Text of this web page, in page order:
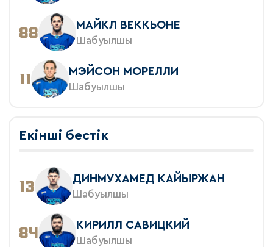
88 МАЙКЛ ВЕККЬОНЕ
Шабуылшы
11 МЭЙСОН МОРЕЛЛИ
Шабуылшы
Екінші бестік
13 ДИНМУХАМЕД КАЙЫРЖАН
Шабуылшы
84 КИРИЛЛ САВИЦКИЙ
Шабуылшы